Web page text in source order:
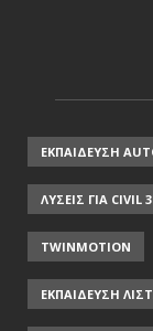
ΕΚΠΑΙΔΕΥΣΗ
ΛΥΣΕΙΣ ΓΙΑ CIVIL
TWINMOTION
ΕΚΠΑΙΔΕΥΣΗ